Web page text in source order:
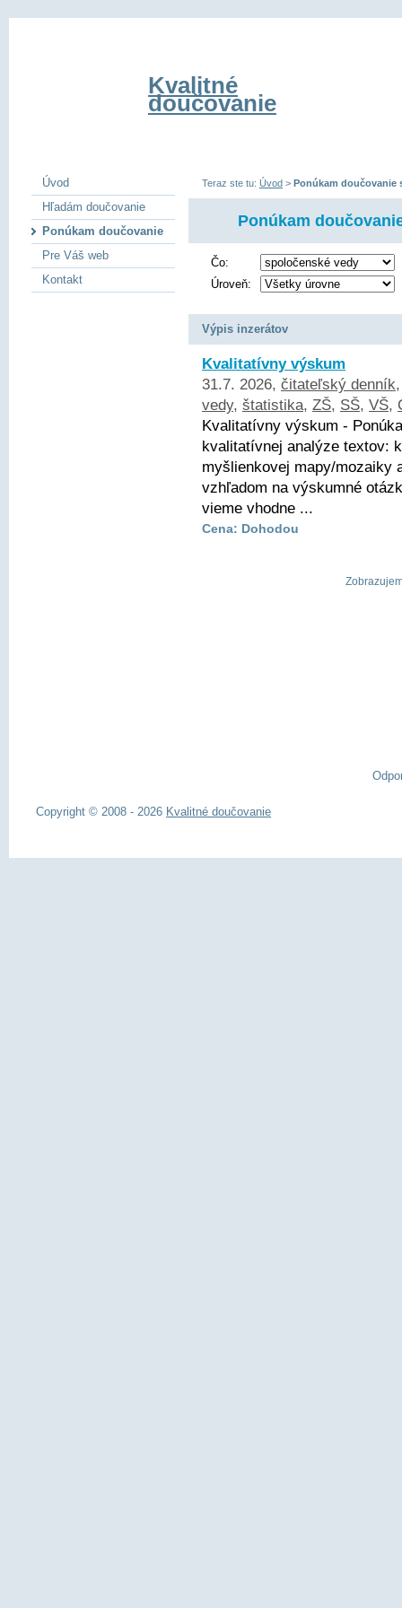
Kvalitné
doučovanie
Teraz ste tu: Úvod > Ponúkam doučovanie
Ponúkam
Čo:
Úroveň:
Výpis inzerátov
Kvalitatívny výskum
31.7. 2026, čitateľský denník
vedy, štatistika, ZŠ, SŠ, VŠ,
Kvalitatívny výskum -
kvalitatívnej analýze textov:
myšlienkovej mapy/mozaiky
vzhľadom na výskumné
vieme vhodne ...
Cena: Dohodou
Úvod
Hľadám doučovanie
Ponúkam doučovanie
Pre Váš web
Kontakt
Copyright © 2008 - 2026 Kvalitné doučovanie